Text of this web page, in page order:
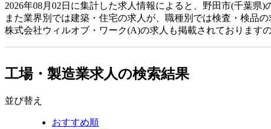
2026年08月02日に集計した求人情報によると、野田市(千葉県
また業界別では建築・住宅の求人が、職種別では検査・検品の
株式会社ウィルオブ・ワーク(A)の求人も掲載されております
工場・製造業求人の検索結果
並び替え
おすすめ順